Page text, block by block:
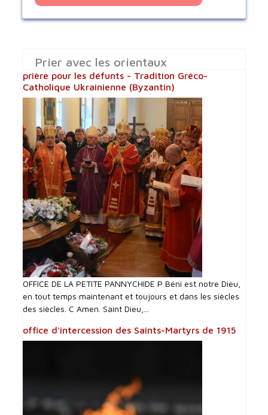
Prier avec les orientaux
prière pour les défunts - Tradition Gréco-
Catholique Ukrainienne (Byzantin)
OFFICE DE LA PETITE PANNYCHIDE P Béni est notre Dieu,
en tout temps maintenant et toujours et dans les siècles
des siècles. C Amen. Saint Dieu,...
office d'intercession des Saints-Martyrs de 1915